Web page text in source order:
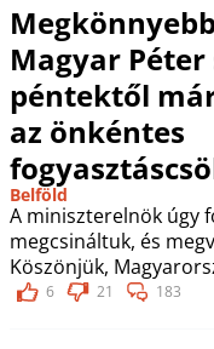
Magyar
péntektől
az önkéntes
Belföld
A miniszterelnök úgy
megcsináltuk, és
Köszönjük,
6 21 183